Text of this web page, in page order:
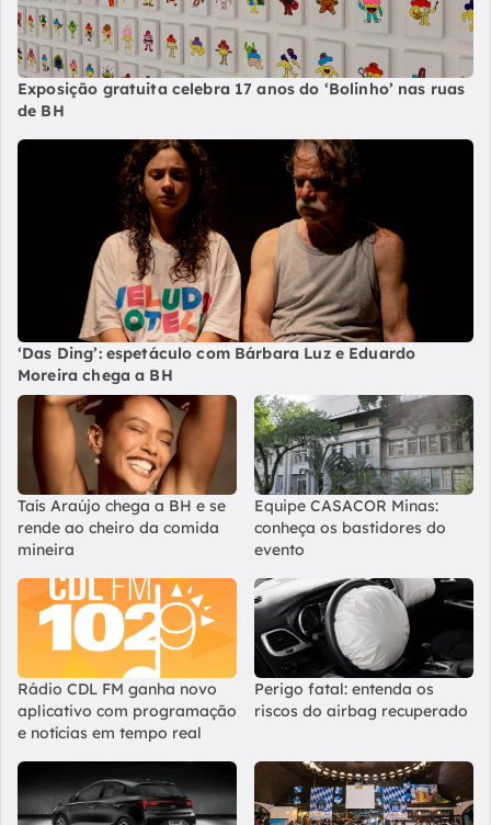
Exposição gratuita celebra 17 anos do ‘Bolinho’ nas ruas
de BH
‘Das Ding’: espetáculo com Bárbara Luz e Eduardo
Moreira chega a BH
Taís Araújo chega a BH e se
rende ao cheiro da comida
mineira
Equipe CASACOR Minas:
conheça os bastidores do
evento
Rádio CDL FM ganha novo
aplicativo com programação
e notícias em tempo real
Perigo fatal: entenda os
riscos do airbag recuperado